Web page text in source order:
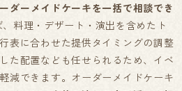
ダーメイドケーキを一括で相談でき
、料理・デザート・演出を含めたト
表に合わせた提供タイミングの調整
た配置なども任せられるため、イベ
減できます。オーダーメイドケーキ